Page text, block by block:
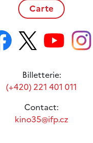
Carte
Billetterie:
(+420) 221 401 011
Contact:
kino35@ifp.cz